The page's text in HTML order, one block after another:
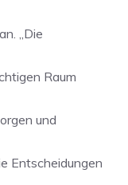
„Die
Raum
und
Entscheidungen